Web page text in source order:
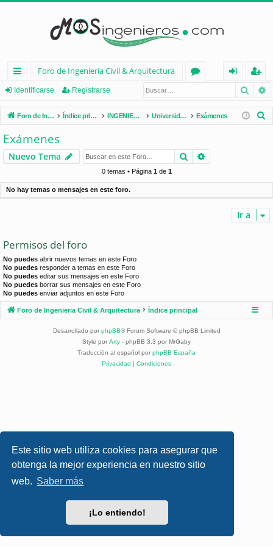
Este sitio web utiliza cookies para asegurar que
obtenga la mejor experiencia en nuestro sitio
web. Saber más
¡Lo entiendo!
nl
ac
es
rá
pi
d
Foro de Ingenieria Civil & Arquitectura
os
nt
ifi
e
eg
ist
ra
Identificarse Registrarse
Foro de Ingenieria Civil & Arquitectura Índice principal INGENIERÍA CIVIL (España) Universidades de España Exámenes
r
Exámenes
Nuevo Tema Buscar
0 temas • Página 1de 1
No hay temas o mensajes en este foro.
Ir a
Permisos del foro
No puedes abrir nuevos temas en este Foro
No puedes responder a temas en este Foro
No puedes editar sus mensajes en este Foro
No puedes borrar sus mensajes en este Foro
No puedes enviar adjuntos en este Foro
Foro de Ingenieria Civil & Arquitectura Índice principal
Desarrollado por phpBB® Forum Software © phpBB Limited
Style por Arty - phpBB 3.3 por MrGaby
Traducción al español por phpBB España
Privacidad | Condiciones